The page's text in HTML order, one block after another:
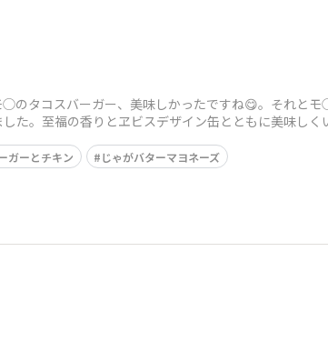
のタコスバーガー、美味しかったですね😋。それと
た。至福の香りとヱビスデザイン缶とともに美味しく
ガーとチキン
じゃがバターマヨネーズ